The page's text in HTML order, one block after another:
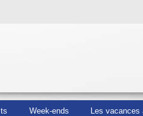
Week-ends Les vacances